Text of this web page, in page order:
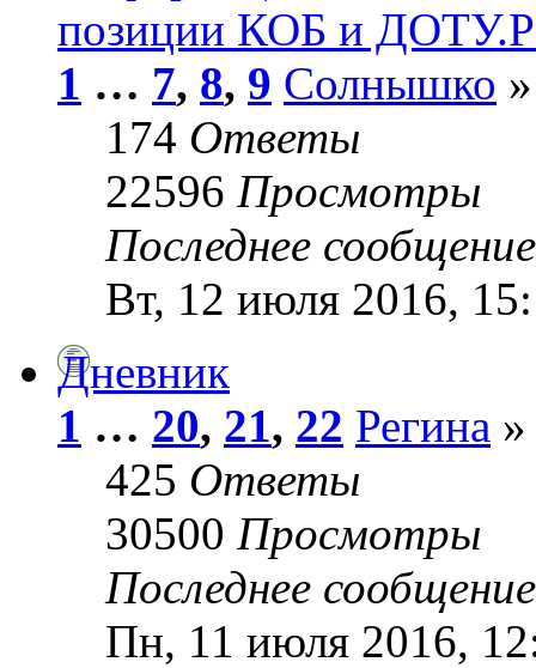
позиции КОБ и
1 … 7, 8, 9 Солнышко
174 Ответы
22596 Просмотры
Последнее
Вт, 12 июля 2016,
Дневник
1 … 20, 21, 22 Регина
425 Ответы
30500 Просмотры
Последнее
Пн, 11 июля 2016,